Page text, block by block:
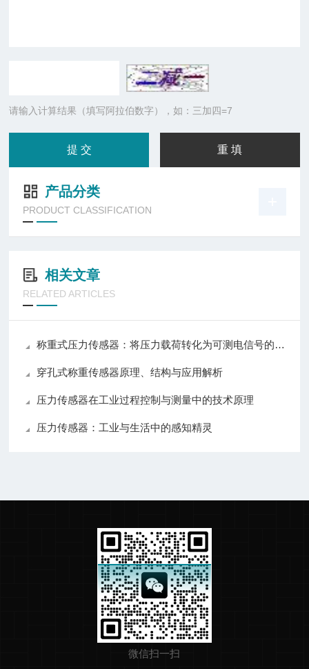
请输入计算结果（填写阿拉伯数字），如：三加四=7
产品分类
PRODUCT CLASSIFICATION
相关文章
RELATED ARTICLES
称重式压力传感器：将压力载荷转化为可测电信号的测力装置
穿孔式称重传感器原理、结构与应用解析
压力传感器在工业过程控制与测量中的技术原理
压力传感器：工业与生活中的感知精灵
微信扫一扫